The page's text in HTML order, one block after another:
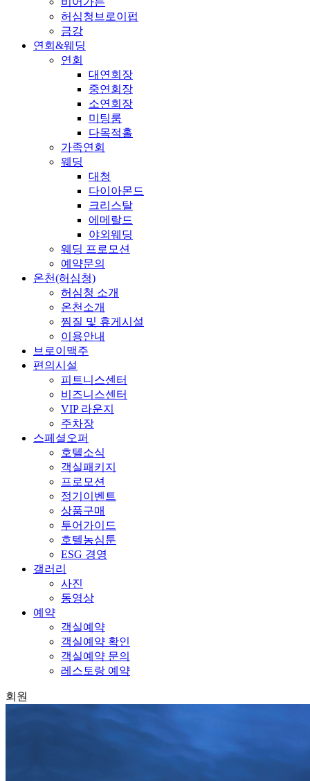
허심청브로이펍
금강
연회&웨딩
연회
대연회장
중연회장
소연회장
미팅룸
다목적홀
가족연회
웨딩
대청
다이아몬드
크리스탈
에메랄드
야외웨딩
웨딩 프로모션
예약문의
온천(허심청)
허심청 소개
온천소개
찜질 및 휴게시설
이용안내
브로이맥주
편의시설
피트니스센터
비즈니스센터
VIP 라운지
주차장
스페셜오퍼
호텔소식
객실패키지
프로모션
정기이벤트
상품구매
투어가이드
호텔농심툰
ESG 경영
갤러리
사진
동영상
예약
객실예약
객실예약 확인
객실예약 문의
레스토랑 예약
회원